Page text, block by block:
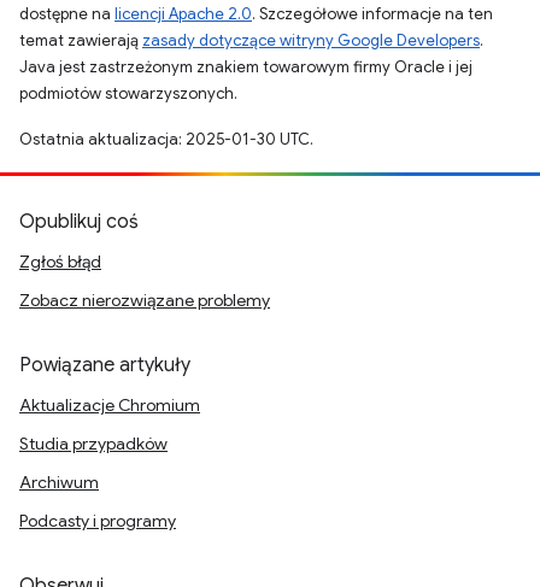
dostępne na licencji Apache 2.0. Szczegółowe informacje na ten
temat zawierają zasady dotyczące witryny Google Developers.
Java jest zastrzeżonym znakiem towarowym firmy Oracle i jej
podmiotów stowarzyszonych.
Ostatnia aktualizacja: 2025-01-30 UTC.
Opublikuj coś
Zgłoś błąd
Zobacz nierozwiązane problemy
Powiązane artykuły
Aktualizacje Chromium
Studia przypadków
Archiwum
Podcasty i programy